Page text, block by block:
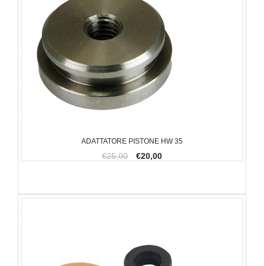
ADATTATORE PISTONE HW 35
€25,00 €20,00